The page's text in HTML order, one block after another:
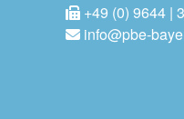
+49 (0) 9644 |
info@pbe-